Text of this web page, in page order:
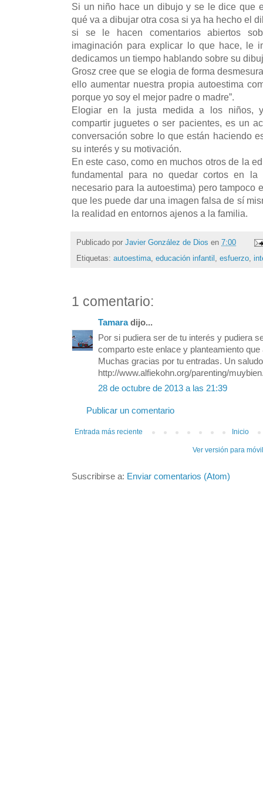
Si un niño hace un dibujo y se le dice que
qué va a dibujar otra cosa si ya ha hecho el
si se le hacen comentarios abiertos
imaginación para explicar lo que hace, le
dedicamos un tiempo hablando sobre su
Grosz cree que se elogia de forma
ello aumentar nuestra propia autoestima
porque yo soy el mejor padre o madre”.
Elogiar en la justa medida a los niños,
compartir juguetes o ser pacientes, es un
conversación sobre lo que están haciendo
su interés y su motivación.
En este caso, como en muchos otros de la
fundamental para no quedar cortos en
necesario para la autoestima) pero tampoco
que les puede dar una imagen falsa de sí
la realidad en entornos ajenos a la familia.
Publicado por Javier González de Dios en 7:00
Etiquetas: autoestima, educación infantil , esfuerzo,
1 comentario:
Tamaradijo...
Por si pudiera ser de tu interés y pudiera
comparto este enlace y planteamiento
Muchas gracias por tu entradas. Un
http://www.alfiekohn.org/parenting/
28 de octubre de 2013 a las 21:39
Publicar un comentario
Entrada más reciente Inicio
Ver versión para
Suscribirse a: Enviar comentarios (Atom)